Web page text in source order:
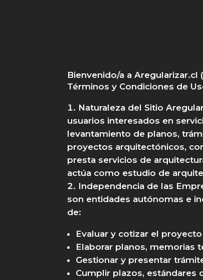
Bienvenido/a a
Términos y Condiciones de
Naturaleza del Sitio
usuarios interesados en
levantamiento de planos,
proyectos arquitectónicos,
presta servicios de
actúa como estudio de
Independencia de las
son entidades autónomas e
de:
Evaluar y cotizar el
Elaborar planos, memorias
Gestionar y presentar
Cumplir plazos, estándares